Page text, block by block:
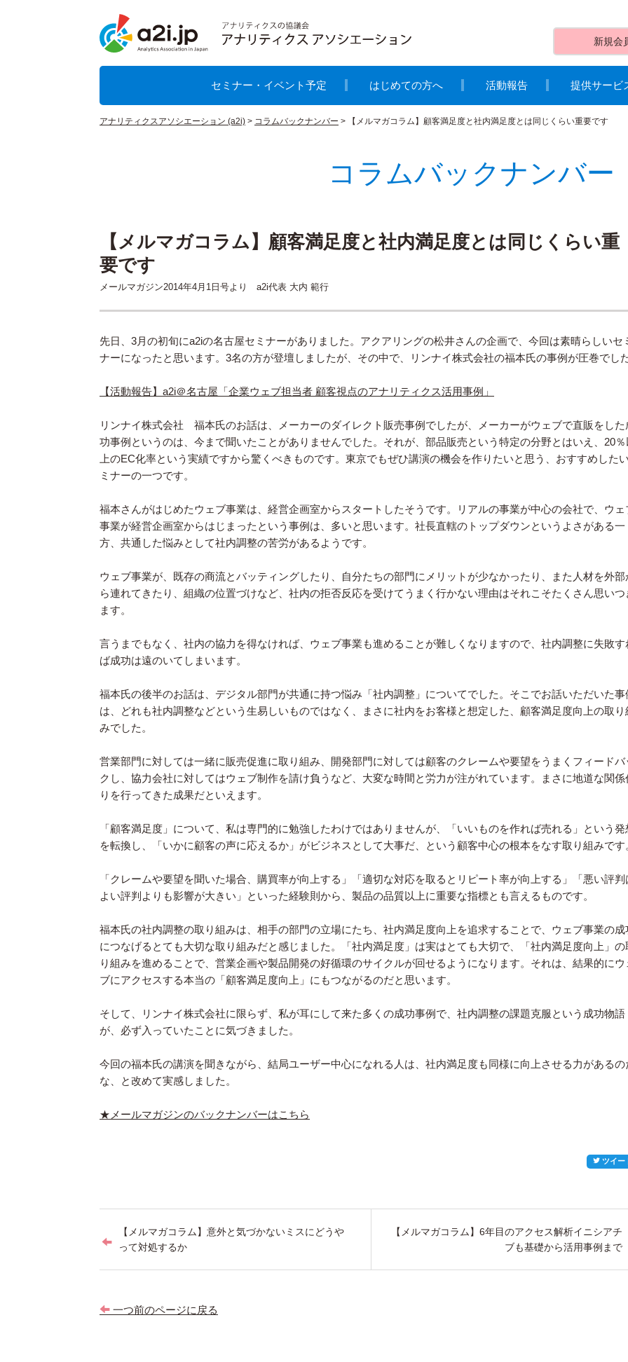
新規会
セミナー・イベント予定 はじめての方へ 活動報告 提供サービ
アナリティクスアソシエーション (a2i) > コラムバックナンバー > 【メルマガコラム】顧客満足度と社内満足度とは同じくらい重要です
コラムバックナンバー
【メルマガコラム】顧客満足度と社内満足度とは同じくらい重
要です
メールマガジン2014年4月1日号より a2i代表 大内 範行
先日、3月の初旬にa2iの名古屋セミナーがありました。アクアリングの松井さんの企画で、今回は素晴らしいセ
ナーになったと思います。3名の方が登壇しましたが、その中で、リンナイ株式会社の福本氏の事例が圧巻でした
【活動報告】a2i＠名古屋「企業ウェブ担当者 顧客視点のアナリティクス活用事例」
リンナイ株式会社 福本氏のお話は、メーカーのダイレクト販売事例でしたが、メーカーがウェブで直販をした
功事例というのは、今まで聞いたことがありませんでした。それが、部品販売という特定の分野とはいえ、20％
上のEC化率という実績ですから驚くべきものです。東京でもぜひ講演の機会を作りたいと思う、おすすめした
ミナーの一つです。
福本さんがはじめたウェブ事業は、経営企画室からスタートしたそうです。リアルの事業が中心の会社で、ウェ
事業が経営企画室からはじまったという事例は、多いと思います。社長直轄のトップダウンというよさがある一
方、共通した悩みとして社内調整の苦労があるようです。
ウェブ事業が、既存の商流とバッティングしたり、自分たちの部門にメリットが少なかったり、また人材を外部
ら連れてきたり、組織の位置づけなど、社内の拒否反応を受けてうまく行かない理由はそれこそたくさん思いつ
ます。
言うまでもなく、社内の協力を得なければ、ウェブ事業も進めることが難しくなりますので、社内調整に失敗す
ば成功は遠のいてしまいます。
福本氏の後半のお話は、デジタル部門が共通に持つ悩み「社内調整」についてでした。そこでお話いただいた事
は、どれも社内調整などという生易しいものではなく、まさに社内をお客様と想定した、顧客満足度向上の取り
みでした。
営業部門に対しては一緒に販売促進に取り組み、開発部門に対しては顧客のクレームや要望をうまくフィードバ
クし、協力会社に対してはウェブ制作を請け負うなど、大変な時間と労力が注がれています。まさに地道な関係
りを行ってきた成果だといえます。
「顧客満足度」について、私は専門的に勉強したわけではありませんが、「いいものを作れば売れる」という発
を転換し、「いかに顧客の声に応えるか」がビジネスとして大事だ、という顧客中心の根本をなす取り組みです
「クレームや要望を聞いた場合、購買率が向上する」「適切な対応を取るとリピート率が向上する」「悪い評判
よい評判よりも影響が大きい」といった経験則から、製品の品質以上に重要な指標とも言えるものです。
福本氏の社内調整の取り組みは、相手の部門の立場にたち、社内満足度向上を追求することで、ウェブ事業の成
につなげるとても大切な取り組みだと感じました。「社内満足度」は実はとても大切で、「社内満足度向上」の
り組みを進めることで、営業企画や製品開発の好循環のサイクルが回せるようになります。それは、結果的にウ
ブにアクセスする本当の「顧客満足度向上」にもつながるのだと思います。
そして、リンナイ株式会社に限らず、私が耳にして来た多くの成功事例で、社内調整の課題克服という成功物語
が、必ず入っていたことに気づきました。
今回の福本氏の講演を聞きながら、結局ユーザー中心になれる人は、社内満足度も同様に向上させる力があるの
な、と改めて実感しました。
★メールマガジンのバックナンバーはこちら
ツイー
稿
ナ
【メルマガコラム】意外と気づかないミスにどうや
って対処するか
【メルマガコラム】6年目のアクセス解析イニシアチ
ブも基礎から活用事例まで
一つ前のページに戻る